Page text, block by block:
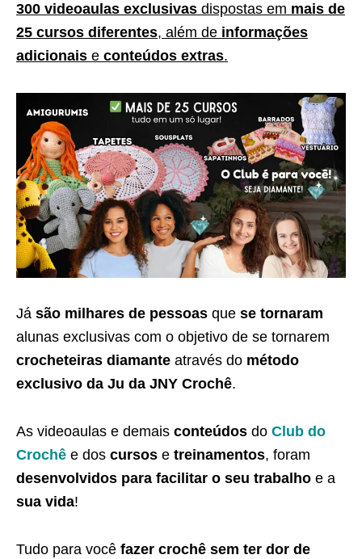
300 videoaulas exclusivas dispostas em mais de
25 cursos diferentes, além de informações
adicionais e conteúdos extras.
Já são milhares de pessoas que se tornaram
alunas exclusivas com o objetivo de se tornarem
crocheteiras diamante através do método
exclusivo da Ju da JNY Crochê.
As videoaulas e demais conteúdos do Club do
Crochê e dos cursos e treinamentos, foram
desenvolvidos para facilitar o seu trabalho e a
sua vida!
Tudo para você fazer crochê sem ter dor de